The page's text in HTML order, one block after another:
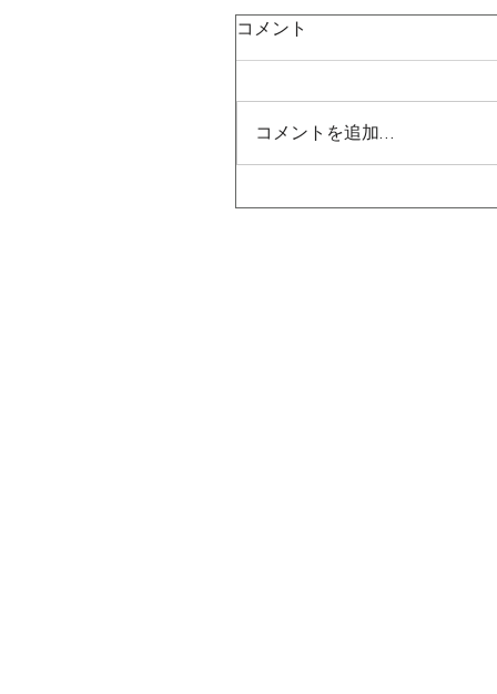
コメント
コメントを追加…